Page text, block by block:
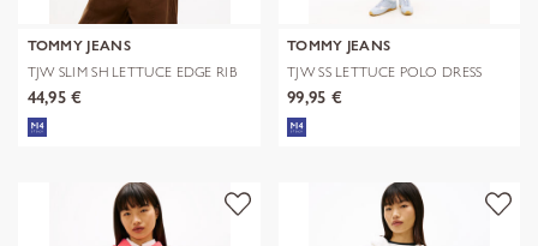
TOMMY JEANS
TJW SLIM SH LETTUCE EDGE RIB
LS
44,95 €
TOMMY JEANS
TJW SS LETTUCE POLO DRESS
99,95 €